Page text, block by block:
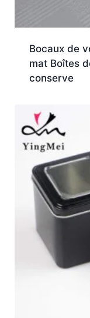
Bocaux de
mat Boîtes
conserve